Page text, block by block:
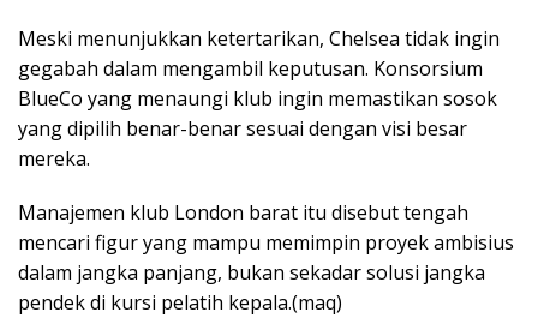
Meski menunjukkan ketertarikan, Chelsea tidak ingin
gegabah dalam mengambil keputusan. Konsorsium
BlueCo yang menaungi klub ingin memastikan sosok
yang dipilih benar-benar sesuai dengan visi besar
mereka.
Manajemen klub London barat itu disebut tengah
mencari figur yang mampu memimpin proyek ambisius
dalam jangka panjang, bukan sekadar solusi jangka
pendek di kursi pelatih kepala.(maq)